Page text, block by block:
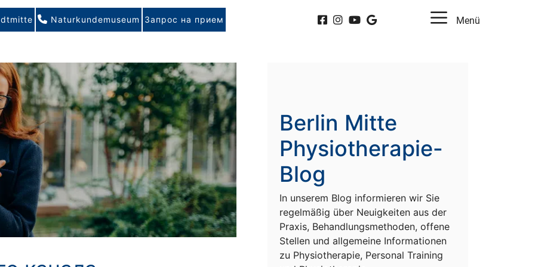
Menü
Запрос на прием
Naturkundemuseum
Berlin Mitte
Physiotherapie-
Blog
In unserem Blog informieren wir Sie
regelmäßig über Neuigkeiten aus der
Praxis, Behandlungsmethoden, offene
Stellen und allgemeine Informationen
zu Physiotherapie, Personal Training